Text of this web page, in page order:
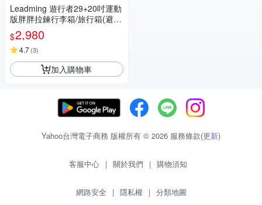
Leadming 遊行者29+20吋運動
版胖胖拉鍊行李箱/旅行箱(避震
煞車、杯架、USB外充設計)
$2,980
4.7(3)
加入購物車
Yahoo台灣電子商務 版權所有 © 2026 服務條款(更新)
客服中心 | 關於我們 | 購物須知
網路安全 | 隱私權 | 分類地圖